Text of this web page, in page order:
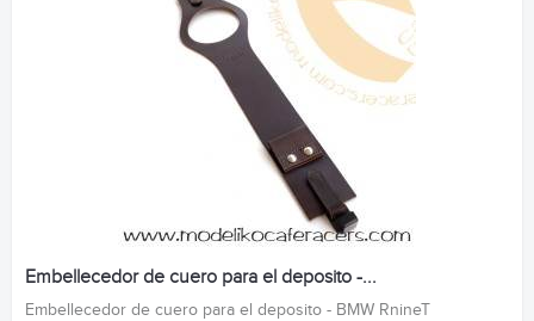
Embellecedor de cuero para el deposito -...
Embellecedor de cuero para el deposito - BMW RnineT